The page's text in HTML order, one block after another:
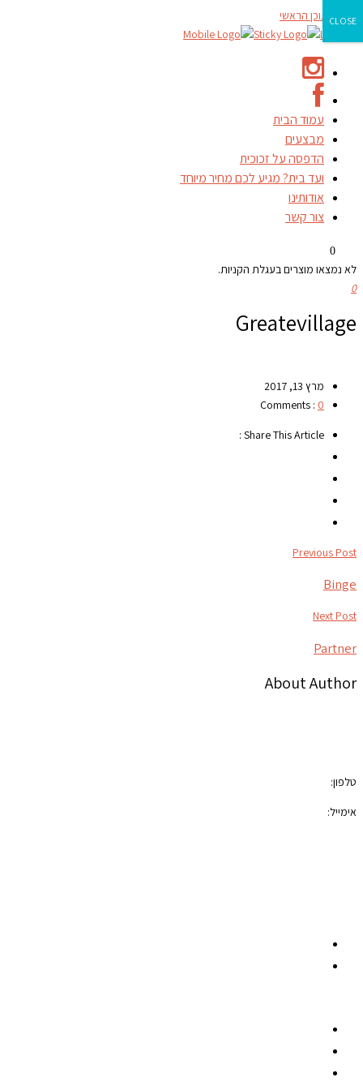
דילוג לתוכן הראשי
עמוד הבית
מבצעים
הדפסה על זכוכית
ועד בית? מגיע לכם מחיר מיוחד
אודותינו
צור קשר
0
לא נמצאו מוצרים בעגלת הקניות.
0
Greatevillage
מרץ 13, 2017
Comments : 0
Share This Article :
Previous Post
Binge
Next Post
Partner
About Author
טלפון:
אימייל:
CLOSE